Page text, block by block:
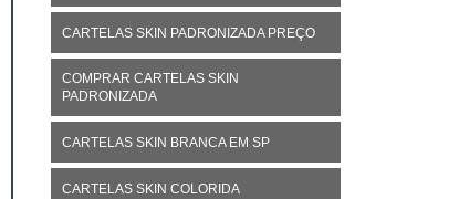
CARTELAS SKIN PADRONIZADA PREÇO
COMPRAR CARTELAS SKIN
PADRONIZADA
CARTELAS SKIN BRANCA EM SP
CARTELAS SKIN COLORIDA